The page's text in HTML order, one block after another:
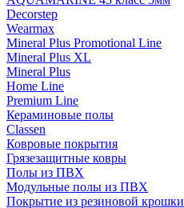
Decorstep
Wearmax
Mineral Plus Promotional Line
Mineral Plus XL
Mineral Plus
Home Line
Premium Line
Кераминовые полы
Classen
Ковровые покрытия
Грязезащитные ковры
Полы из ПВХ
Модульные полы из ПВХ
Покрытие из резиновой крошки